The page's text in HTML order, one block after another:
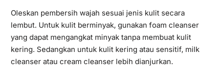
Oleskan pembersih wajah sesuai jenis kulit secara
lembut. Untuk kulit berminyak, gunakan foam cleanser
yang dapat mengangkat minyak tanpa membuat kulit
kering. Sedangkan untuk kulit kering atau sensitif, milk
cleanser atau cream cleanser lebih dianjurkan.